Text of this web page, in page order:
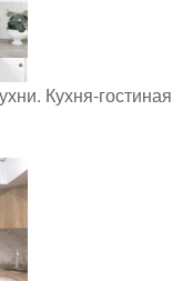
Кухня-гостиная